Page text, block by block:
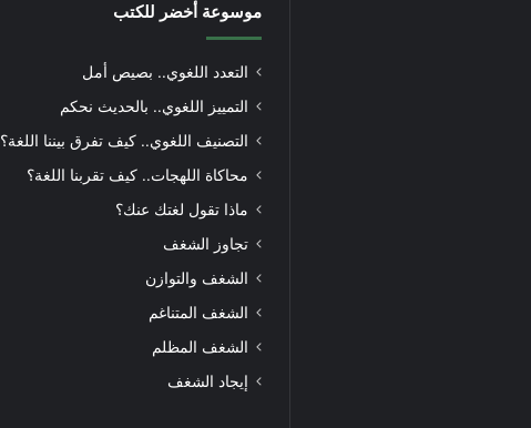
موسوعة أخضر للكتب
التعدد اللغوي.. بصيص أمل
التمييز اللغوي.. بالحديث نحكم
التصنيف اللغوي.. كيف تفرق بيننا اللغة؟
محاكاة اللهجات.. كيف تقربنا اللغة؟
ماذا تقول لغتك عنك؟
تجاوز الشغف
الشغف والتوازن
الشغف المتناغم
الشغف المظلم
إيجاد الشغف